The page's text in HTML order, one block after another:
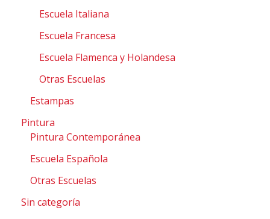
Escuela Italiana
Escuela Francesa
Escuela Flamenca y Holandesa
Otras Escuelas
Estampas
Pintura
Pintura Contemporánea
Escuela Española
Otras Escuelas
Sin categoría